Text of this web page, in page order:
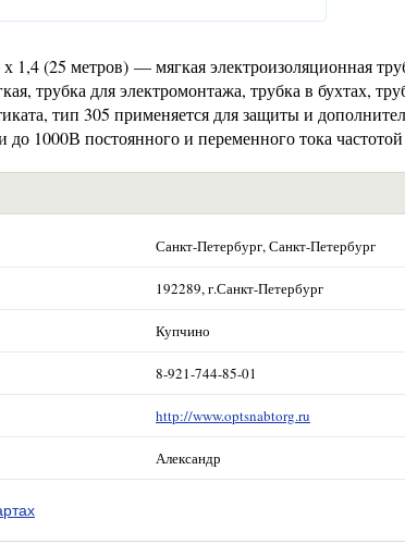
1,4 (25 метров) — мягкая электроизоляционная
трубка для электромонтажа, трубка в бухтах,
тип 305 применяется для защиты и
1000В постоянного и переменного тока
Санкт-Петербург, Санкт-Петербург
192289, г.Санкт-Петербург
Купчино
8-921-744-85-01
http://www.optsnabtorg.ru
Александр